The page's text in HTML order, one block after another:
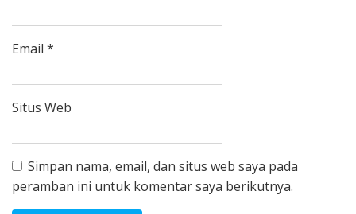
Email *
Situs Web
Simpan nama, email, dan situs web saya pada
peramban ini untuk komentar saya berikutnya.